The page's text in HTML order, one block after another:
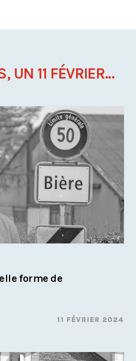
UN 11 FÉVRIER...
forme de
11 FÉVRIER 2024